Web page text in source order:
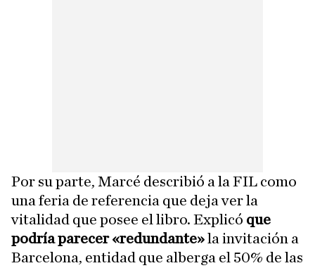
Por su parte, Marcé describió a la FIL como
una feria de referencia que deja ver la
vitalidad que posee el libro. Explicó que
podría parecer «redundante»la invitación a
Barcelona, entidad que alberga el 50% de las